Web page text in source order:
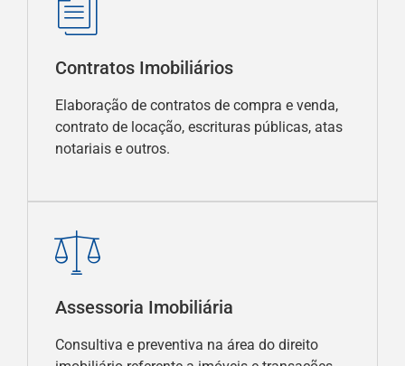
Contratos Imobiliários
Elaboração de contratos de compra e venda,
contrato de locação, escrituras públicas, atas
notariais e outros.
Assessoria Imobiliária
Consultiva e preventiva na área do direito